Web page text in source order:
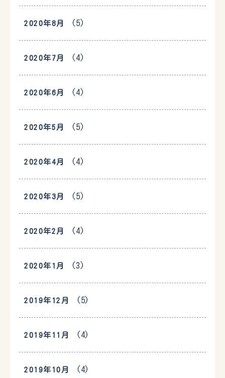
2020年8月 (5)
2020年7月 (4)
2020年6月 (4)
2020年5月 (5)
2020年4月 (4)
2020年3月 (5)
2020年2月 (4)
2020年1月 (3)
2019年12月 (5)
2019年11月 (4)
2019年10月 (4)